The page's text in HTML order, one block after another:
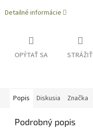
Detailné informácie
OPÝTAŤ SA STRÁŽIŤ
Popis Diskusia Značka
Podrobný popis